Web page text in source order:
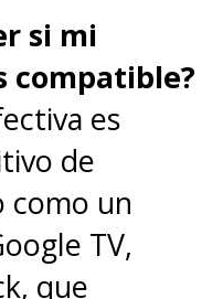
si mi
compatible?
es
de
como un
TV,
que